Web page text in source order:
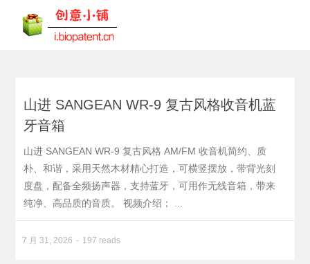
山进 SANGEAN WR-9 复古风格收音机蓝
牙音箱
山进 SANGEAN WR-9 复古风格 AM/FM 收音机简约、质
朴、和谐，采用天然木材精心打造，可横竖摆放，带背光刻
度盘，配备全频扬声器，支持蓝牙，可用作无线音箱，带来
纯净、高品质的音质。 视频介绍； ...
7 月 31, 2026 197 reads